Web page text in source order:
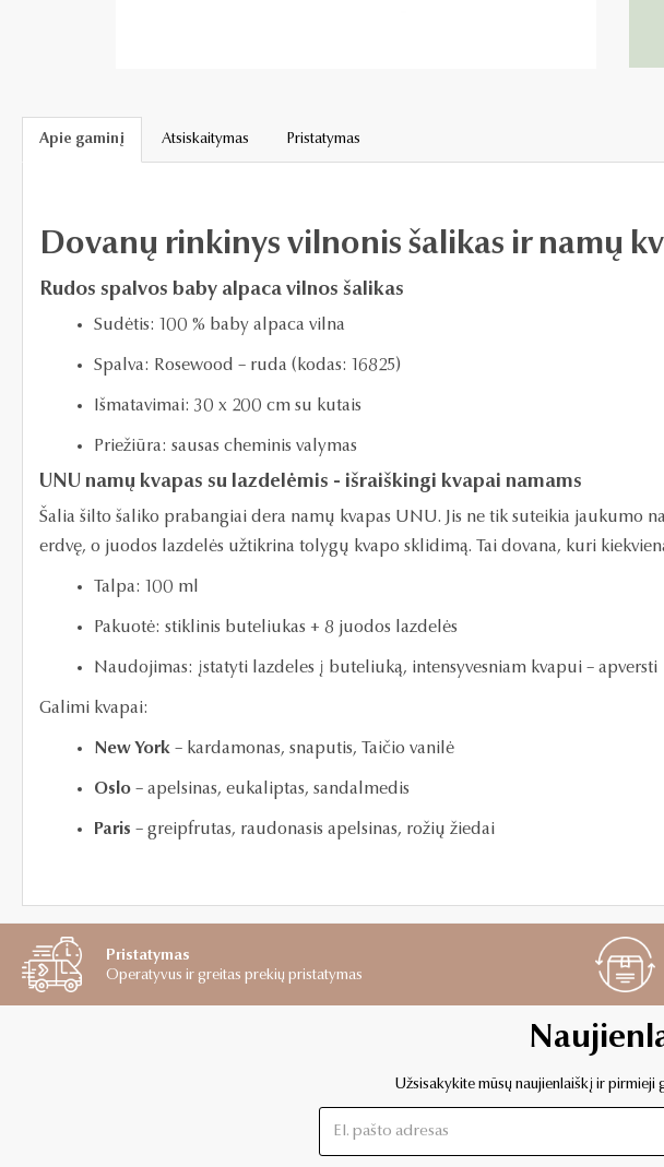
Apie gaminį Atsiskaitymas Pristatymas
Dovanų rinkinys vilnonis šalikas ir namų
Rudos spalvos baby alpaca vilnos šalikas
Sudėtis: 100 % baby alpaca vilna
Spalva: Rosewood – ruda (kodas: 16825)
Išmatavimai: 30 x 200 cm su kutais
Priežiūra: sausas cheminis valymas
UNU namų kvapas su lazdelėmis - išraiškingi kvapai namams
Šalia šilto šaliko prabangiai dera namų kvapas UNU. Jis ne tik suteikia
erdvę, o juodos lazdelės užtikrina tolygų kvapo sklidimą. Tai dovana, kuri
Talpa: 100 ml
Pakuotė: stiklinis buteliukas + 8 juodos lazdelės
Naudojimas: įstatyti lazdeles į buteliuką, intensyvesniam kvapui – apversti
Galimi kvapai:
New York – kardamonas, snaputis, Taičio vanilė
Oslo – apelsinas, eukaliptas, sandalmedis
Paris – greipfrutas, raudonasis apelsinas, rožių žiedai
Pristatymas
Operatyvus ir greitas prekių pristatymas
Užsisakykite mūsų naujienlaiškį ir pirmieji